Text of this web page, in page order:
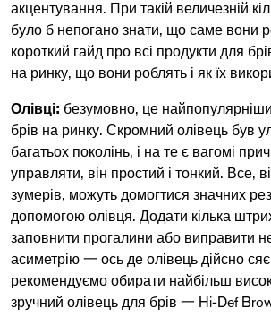
акцентування. При такій величезній
було б непогано знати, що саме вони
короткий гайд про всі продукти для
на ринку, що вони роблять і як їх
Олівці: безумовно, це
брів на ринку. Скромний олівець був
багатьох поколінь, і на те є вагомі
управляти, він простий і тонкий. Все,
зумерів, можуть домогтися значних
допомогою олівця. Додати кілька
заповнити прогалини або виправити
асиметрію 一 ось де олівець дійсно
рекомендуємо обирати найбільш
зручний олівець для брів 一 Hi-Def